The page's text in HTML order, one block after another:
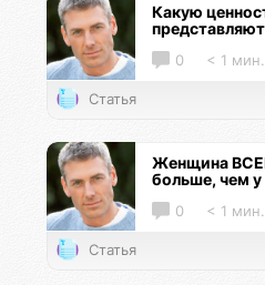
Какую
0 < 1 мин.
Статья
Женщина
больше, чем у
0 < 1 мин.
Статья